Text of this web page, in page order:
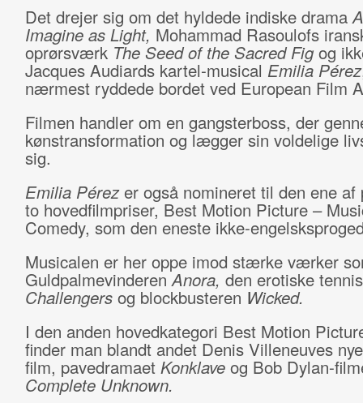
Det drejer sig om det hyldede indiske drama
Imagine as Light, Mohammad Rasoulofs
oprørsværk The Seed of the Sacred Fig og
Jacques Audiards kartel-musical Emilia Pérez
nærmest ryddede bordet ved European Film
Filmen handler om en gangsterboss, der
kønstransformation og lægger sin voldelige
sig.
Emilia Pérezer også nomineret til den ene af
to hovedfilmpriser, Best Motion Picture –
Comedy, som den eneste ikke-
Musicalen er her oppe imod stærke værker
GuldpalmevinderenAnora, den erotiske
Challengers og blockbusteren Wicked.
I den anden hovedkategori Best Motion
finder man blandt andet Denis Villeneuves
film, pavedramaet Konklave og Bob Dylan-
Complete Unknown.